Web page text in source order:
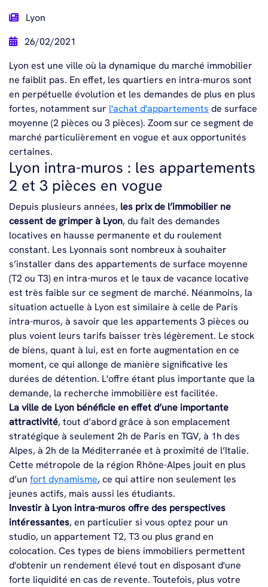
Lyon
26/02/2021
Lyon est une ville où la dynamique du marché immobilier
ne faiblit pas. En effet, les quartiers en intra-muros sont
en perpétuelle évolution et les demandes de plus en plus
fortes, notamment sur l'achat d'appartements de surface
moyenne (2 pièces ou 3 pièces). Zoom sur ce segment de
marché particulièrement en vogue et aux opportunités
certaines.
Lyon intra-muros : les appartements
2 et 3 pièces en vogue
Depuis plusieurs années, les prix de l’immobilier ne
cessent de grimper à Lyon, du fait des demandes
locatives en hausse permanente et du roulement
constant. Les Lyonnais sont nombreux à souhaiter
s’installer dans des appartements de surface moyenne
(T2 ou T3) en intra-muros et le taux de vacance locative
est très faible sur ce segment de marché. Néanmoins, la
situation actuelle à Lyon est similaire à celle de Paris
intra-muros, à savoir que les appartements 3 pièces ou
plus voient leurs tarifs baisser très légèrement. Le stock
de biens, quant à lui, est en forte augmentation en ce
moment, ce qui allonge de manière significative les
durées de détention. L'offre étant plus importante que la
demande, la recherche immobilière est facilitée.
La ville de Lyon bénéficie en effet d’une importante
attractivité, tout d’abord grâce à son emplacement
stratégique à seulement 2h de Paris en TGV, à 1h des
Alpes, à 2h de la Méditerranée et à proximité de l’Italie.
Cette métropole de la région Rhône-Alpes jouit en plus
d’un fort dynamisme, ce qui attire non seulement les
jeunes actifs, mais aussi les étudiants.
Investir à Lyon intra-muros offre des perspectives
intéressantes, en particulier si vous optez pour un
studio, un appartement T2, T3 ou plus grand en
colocation. Ces types de biens immobiliers permettent
d'obtenir un rendement élevé tout en disposant d'une
forte liquidité en cas de revente. Toutefois, plus votre